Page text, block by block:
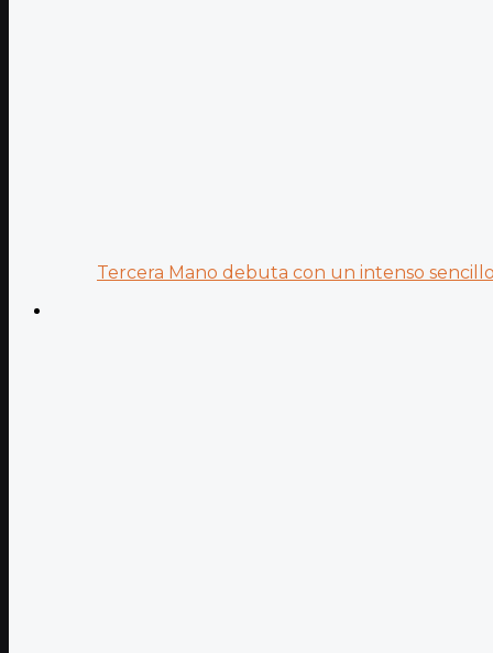
Tercera Mano debuta con un intenso